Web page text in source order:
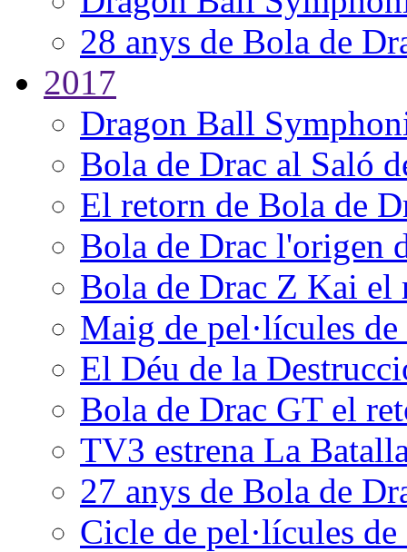
28 anys de Bola de
2017
Dragon Ball
Bola de Drac al Saló
El retorn de Bola de
Bola de Drac l'origen
Bola de Drac Z Kai el
Maig de pel·lícules
El Déu de la
Bola de Drac GT el
TV3 estrena La
27 anys de Bola de
Cicle de pel·lícules